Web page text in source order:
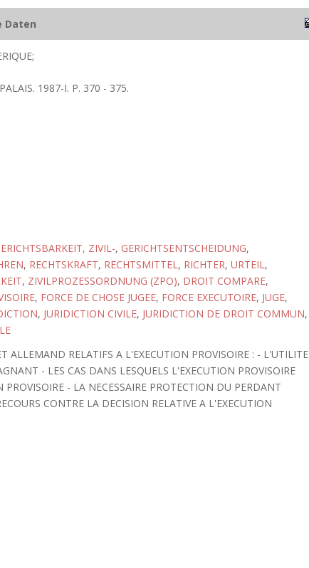
Daten
1987-I. P. 370 - 375.
ZIVIL-, GERICHTSENTSCHEIDUNG,
, RECHTSKRAFT, RECHTSMITTEL, RICHTER, URTEIL,
, ZIVILPROZESSORDNUNG (ZPO), DROIT COMPARE,
, FORCE DE CHOSE JUGEE, FORCE EXECUTOIRE, JUGE,
, JURIDICTION CIVILE, JURIDICTION DE DROIT COMMUN,
ALLEMAND RELATIFS A L'EXECUTION PROVISOIRE : - L'UTILITE
- LES CAS DANS LESQUELS L'EXECUTION PROVISOIRE
- LA NECESSAIRE PROTECTION DU PERDANT
CONTRE LA DECISION RELATIVE A L'EXECUTION